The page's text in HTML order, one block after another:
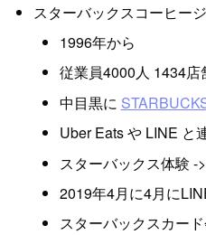
スターバックスコーヒー
1996年から
従業員4000人 1434
中目黒に
Uber Eats や LINE と
スターバックス体験 -
2019年4月に4月に
スターバックスカー